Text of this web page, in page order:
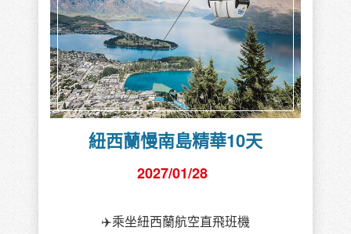
紐西蘭慢南島精華10天
2027/01/28
✈️乘坐紐西蘭航空直飛班機